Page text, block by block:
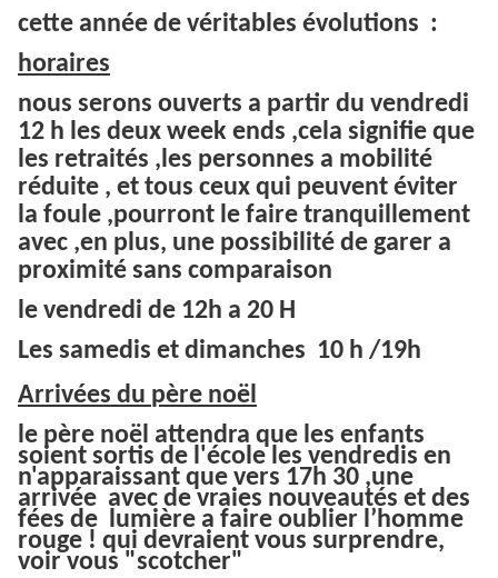
cette année de véritables évolutions :
horaires
nous serons ouverts a partir du vendredi
12 h les deux week ends ,cela signifie que
les retraités ,les personnes a mobilité
réduite , et tous ceux qui peuvent éviter
la foule ,pourront le faire tranquillement
avec ,en plus, une possibilité de garer a
proximité sans comparaison
le vendredi de 12h a 20 H
Les samedis et dimanches 10 h /19h
Arrivées du père noël
le père noël attendra que les enfants
soient sortis de l'école les vendredis en
n'apparaissant que vers 17h 30 ,une
arrivée avec de vraies nouveautés et des
fées de lumière a faire oublier l’homme
rouge ! qui devraient vous surprendre,
voir vous "scotcher"